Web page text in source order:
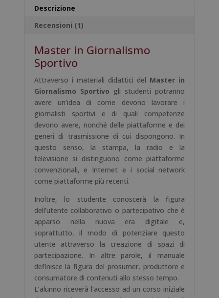
e
Descrizione
Recensioni (1)
Master in Giornalismo
Sportivo
Attraverso i materiali didattici del Master in
Giornalismo Sportivo gli studenti potranno
avere un’idea di come devono lavorare i
giornalisti sportivi e di quali competenze
devono avere, nonché delle piattaforme e dei
generi di trasmissione di cui dispongono. In
questo senso, la stampa, la radio e la
televisione si distinguono come piattaforme
convenzionali, e Internet e i social network
come piattaforme più recenti.
Inoltre, lo studente conoscerà la figura
dell’utente collaborativo o partecipativo che è
apparso nella nuova era digitale e,
soprattutto, il modo di potenziare questo
utente attraverso la creazione di spazi di
partecipazione. In altre parole, il manuale
definisce la figura del prosumer, produttore e
consumatore di contenuti allo stesso tempo.
L’alunno riceverà l’accesso ad un corso iniziale